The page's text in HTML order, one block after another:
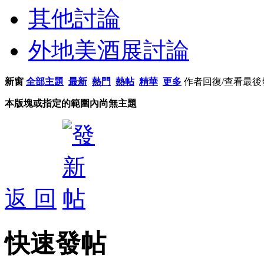
其他討論
外地美酒展討論
新窗 全部主題 最新 熱門 熱帖 精華 更多 作者回復/查看最後
本版塊或指定的範圍內尚無主題
返 回
快速發帖